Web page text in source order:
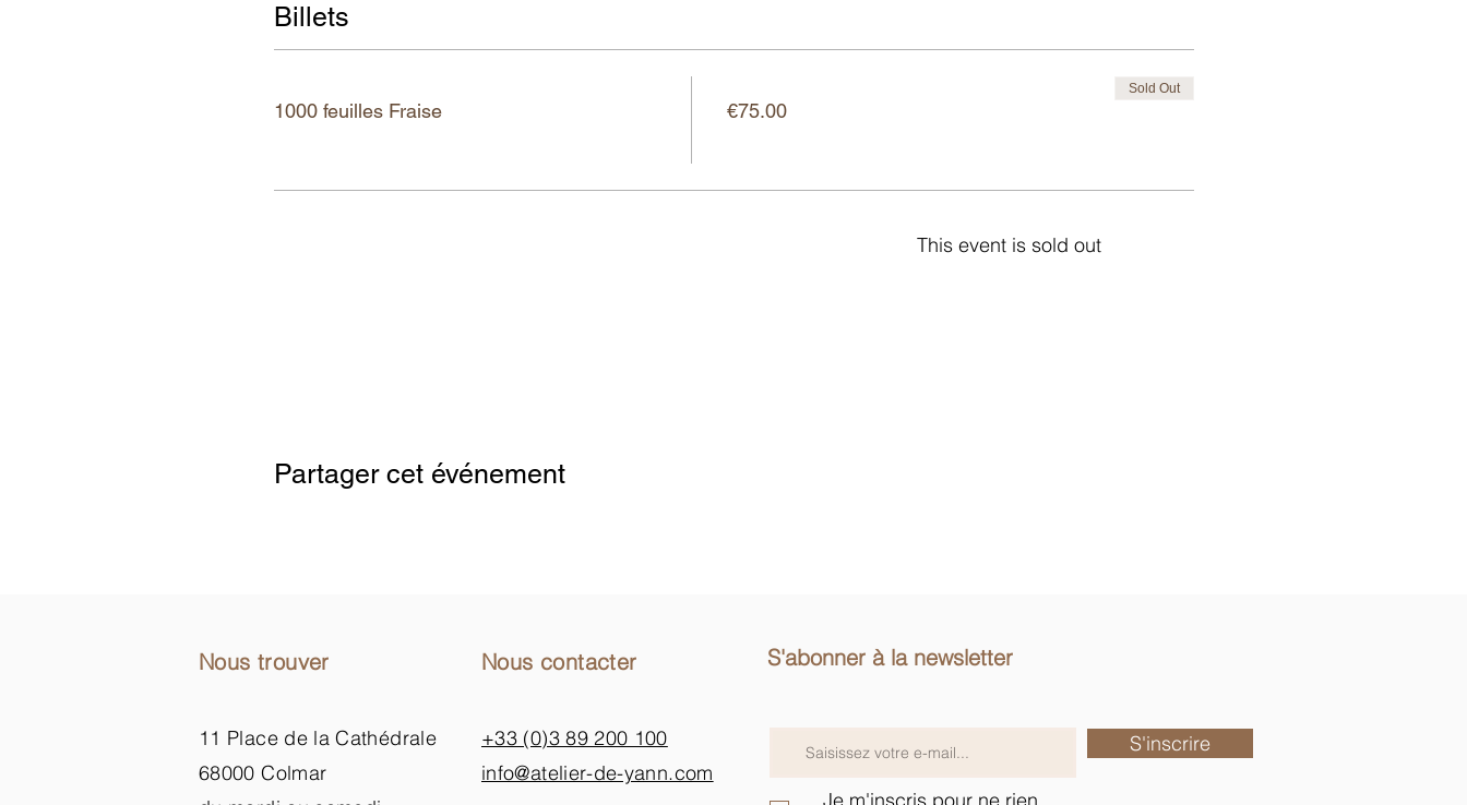
Billets
1000 feuilles Fraise €75.00
Sold Out
This event is sold out
Partager cet événement
Nous trouver
11 Place de la Cathédrale
68000 Colmar
Nous contacter
+33 (0)3 89 200 100​
info@atelier-de-yann.com
S'abonner à la newsletter
S'inscrire